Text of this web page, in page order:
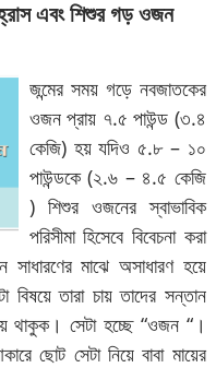
এবং শিশুর গড় ওজন
জন্মের সময় গড়ে নবজাতকের
ওজন প্রায় ৭.৫ পাউন্ড (৩.৪
কেজি) হয় যদিও ৫.৮ – ১০
পাউন্ডকে (২.৬ – ৪.৫ কেজি
) শিশুর ওজনের স্বাভাবিক
পরিসীমা হিসেবে বিবেচনা করা
সাধারণের মাঝে অসাধারণ হয়ে
তারা চায় তাদের সন্তান
থাকুক। সেটা হচ্ছে “ওজন “।
ছোট সেটা নিয়ে বাবা মায়ের